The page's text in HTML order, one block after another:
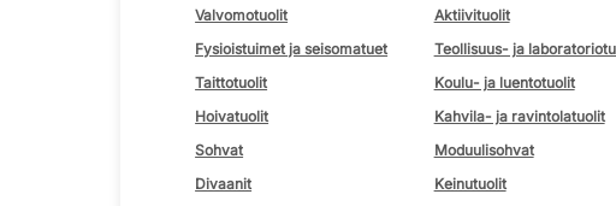
Valvomotuolit
Aktiivituolit
Fysioistuimet ja seisomatuet
Teollisuus- ja
Taittotuolit
Koulu- ja luentotuolit
Hoivatuolit
Kahvila- ja ravintolatuolit
Sohvat
Moduulisohvat
Divaanit
Keinutuolit